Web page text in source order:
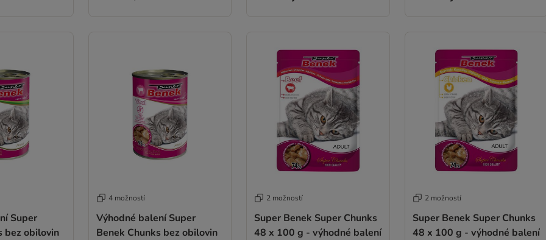
Super
bez obilovin
4 možností
Výhodné balení Super
Benek Chunks bez obilovin
2 možností
Super Benek Super Chunks
48 x 100 g - výhodné balení
2 možností
Super Benek Super Chunks
48 x 100 g - výhodné balení